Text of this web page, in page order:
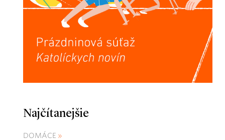
Najčítanejšie
DOMÁCE